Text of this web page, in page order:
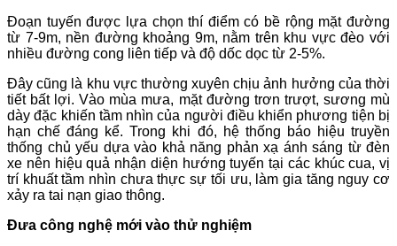
Đoạn tuyến được lựa chọn thí điểm có bề rộng mặt đường
từ 7-9m, nền đường khoảng 9m, nằm trên khu vực đèo với
nhiều đường cong liên tiếp và độ dốc dọc từ 2-5%.
Đây cũng là khu vực thường xuyên chịu ảnh hưởng của thời
tiết bất lợi. Vào mùa mưa, mặt đường trơn trượt, sương mù
dày đặc khiến tầm nhìn của người điều khiển phương tiện bị
hạn chế đáng kể. Trong khi đó, hệ thống báo hiệu truyền
thống chủ yếu dựa vào khả năng phản xạ ánh sáng từ đèn
xe nên hiệu quả nhận diện hướng tuyến tại các khúc cua, vị
trí khuất tầm nhìn chưa thực sự tối ưu, làm gia tăng nguy cơ
xảy ra tai nạn giao thông.
Đưa công nghệ mới vào thử nghiệm